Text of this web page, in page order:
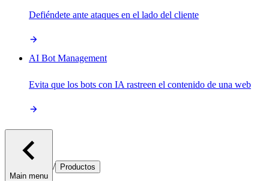
Defiéndete ante ataques en el lado del cliente
AI Bot Management
Evita que los bots con IA rastreen el contenido de una web
Main menu
/ Productos